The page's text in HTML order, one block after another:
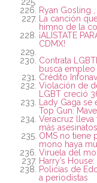
Ryan Gosling
La canción
himno de la
¡ALÍSTATE
CDMX!
Contrata
busca
Crédito
Violación de
LGBT creció
Lady Gaga
Top Gun:
Veracruz
más
OMS no tiene
mono haya
Viruela del
Harry’s
Policías de
a periodistas